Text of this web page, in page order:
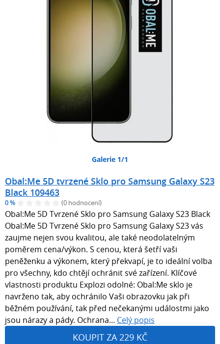
Galerie 1/1
Obal:Me 5D tvrzené Sklo pro Samsung Galaxy S23
Black 109463
0 % (0 hodnocení)
Obal:Me 5D Tvrzené Sklo pro Samsung Galaxy S23 Black
Obal:Me 5D Tvrzené Sklo pro Samsung Galaxy S23 vás
zaujme nejen svou kvalitou, ale také neodolatelným
poměrem cena/výkon. S cenou, která šetří vaši
peněženku a výkonem, který překvapí, je to ideální volba
pro všechny, kdo chtějí ochránit své zařízení. Klíčové
vlastnosti produktu Explozi odolné: Obal:Me sklo je
navrženo tak, aby ochránilo Vaši obrazovku jak při
běžném používání, tak před nečekanými událostmi jako
jsou nárazy a pády. Ochrana... Celý popis
KOUPIT ZA 229 KČ